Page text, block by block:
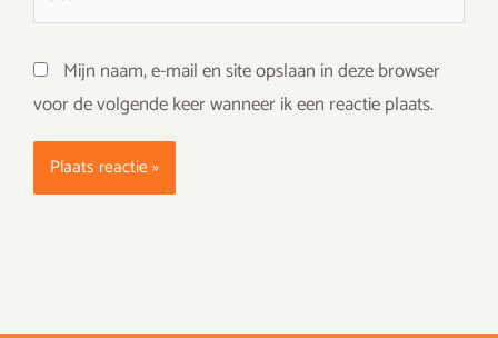
Mijn naam, e-mail en site opslaan in deze browser
voor de volgende keer wanneer ik een reactie plaats.